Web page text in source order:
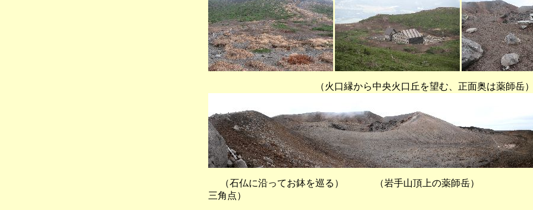
（火口縁から中央火口丘を望む、正面奥は薬師岳
（石仏に沿ってお鉢を巡る） （岩手山頂上の薬師岳）
三角点）